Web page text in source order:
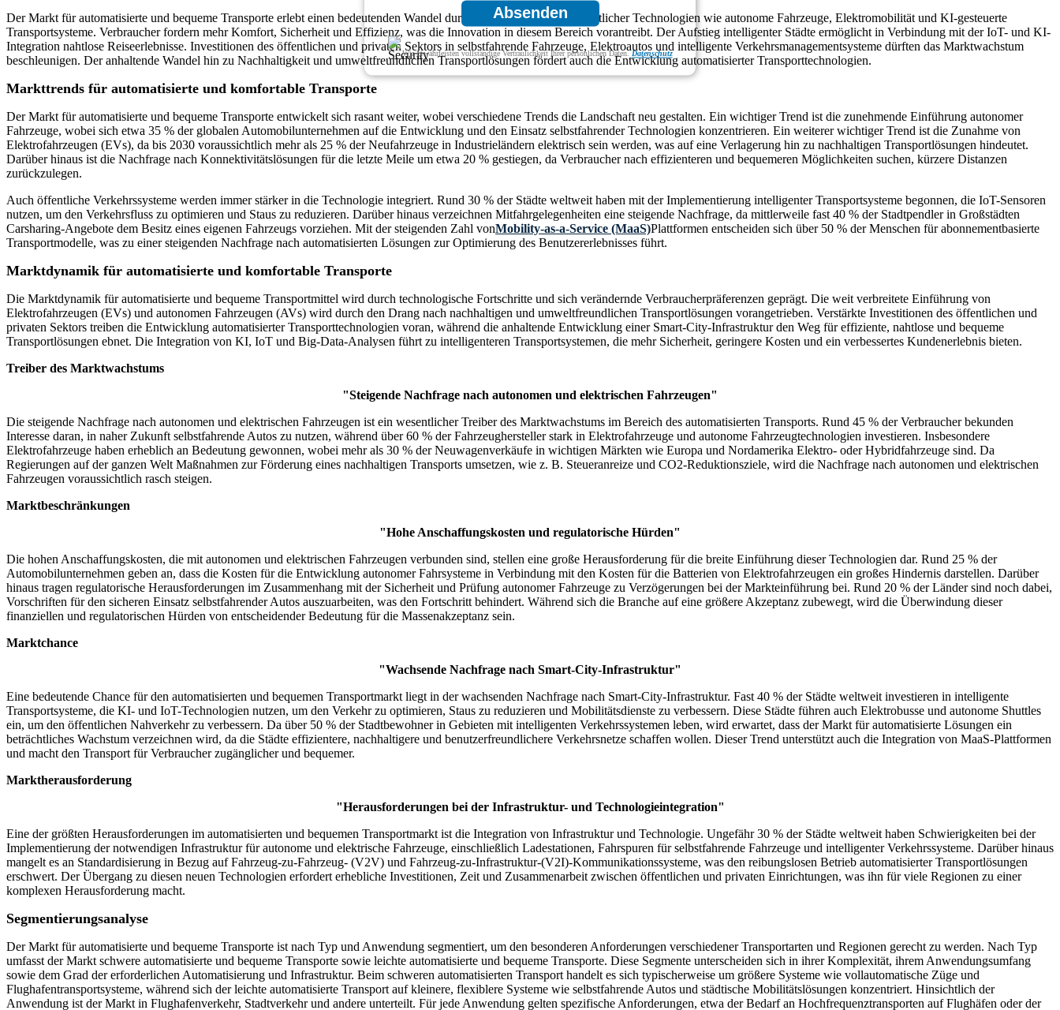
Absenden
Wir gewährleisten vollständige Vertraulichkeit Ihrer persönlichen Daten.Datenschutz
Der Markt für automatisierte und bequeme Transporte erlebt einen bedeutenden Wandel durch die Einführung fortschrittlicher Technologien wie autonome Fahrzeuge, Elektromobilität und KI-gesteuerte
Transportsysteme. Verbraucher fordern mehr Komfort, Sicherheit und Effizienz, was die Innovation in diesem Bereich vorantreibt. Der Aufstieg intelligenter Städte ermöglicht in Verbindung mit der IoT- und KI-
Integration nahtlose Reiseerlebnisse. Investitionen des öffentlichen und privaten Sektors in selbstfahrende Fahrzeuge, Elektroautos und intelligente Verkehrsmanagementsysteme dürften das Marktwachstum
beschleunigen. Der anhaltende Wandel hin zu Nachhaltigkeit und umweltfreundlichen Transportlösungen fördert auch die Entwicklung automatisierter Transporttechnologien.
Markttrends für automatisierte und komfortable Transporte
Der Markt für automatisierte und bequeme Transporte entwickelt sich rasant weiter, wobei verschiedene Trends die Landschaft neu gestalten. Ein wichtiger Trend ist die zunehmende Einführung autonomer
Fahrzeuge, wobei sich etwa 35 % der globalen Automobilunternehmen auf die Entwicklung und den Einsatz selbstfahrender Technologien konzentrieren. Ein weiterer wichtiger Trend ist die Zunahme von
Elektrofahrzeugen (EVs), da bis 2030 voraussichtlich mehr als 25 % der Neufahrzeuge in Industrieländern elektrisch sein werden, was auf eine Verlagerung hin zu nachhaltigen Transportlösungen hindeutet.
Darüber hinaus ist die Nachfrage nach Konnektivitätslösungen für die letzte Meile um etwa 20 % gestiegen, da Verbraucher nach effizienteren und bequemeren Möglichkeiten suchen, kürzere Distanzen
zurückzulegen.
Auch öffentliche Verkehrssysteme werden immer stärker in die Technologie integriert. Rund 30 % der Städte weltweit haben mit der Implementierung intelligenter Transportsysteme begonnen, die IoT-Sensoren
nutzen, um den Verkehrsfluss zu optimieren und Staus zu reduzieren. Darüber hinaus verzeichnen Mitfahrgelegenheiten eine steigende Nachfrage, da mittlerweile fast 40 % der Stadtpendler in Großstädten
Carsharing-Angebote dem Besitz eines eigenen Fahrzeugs vorziehen. Mit der steigenden Zahl vonMobility-as-a-Service (MaaS)Plattformen entscheiden sich über 50 % der Menschen für abonnementbasierte
Transportmodelle, was zu einer steigenden Nachfrage nach automatisierten Lösungen zur Optimierung des Benutzererlebnisses führt.
Marktdynamik für automatisierte und komfortable Transporte
Die Marktdynamik für automatisierte und bequeme Transportmittel wird durch technologische Fortschritte und sich verändernde Verbraucherpräferenzen geprägt. Die weit verbreitete Einführung von
Elektrofahrzeugen (EVs) und autonomen Fahrzeugen (AVs) wird durch den Drang nach nachhaltigen und umweltfreundlichen Transportlösungen vorangetrieben. Verstärkte Investitionen des öffentlichen und
privaten Sektors treiben die Entwicklung automatisierter Transporttechnologien voran, während die anhaltende Entwicklung einer Smart-City-Infrastruktur den Weg für effiziente, nahtlose und bequeme
Transportlösungen ebnet. Die Integration von KI, IoT und Big-Data-Analysen führt zu intelligenteren Transportsystemen, die mehr Sicherheit, geringere Kosten und ein verbessertes Kundenerlebnis bieten.
Treiber des Marktwachstums
"Steigende Nachfrage nach autonomen und elektrischen Fahrzeugen"
Die steigende Nachfrage nach autonomen und elektrischen Fahrzeugen ist ein wesentlicher Treiber des Marktwachstums im Bereich des automatisierten Transports. Rund 45 % der Verbraucher bekunden
Interesse daran, in naher Zukunft selbstfahrende Autos zu nutzen, während über 60 % der Fahrzeughersteller stark in Elektrofahrzeuge und autonome Fahrzeugtechnologien investieren. Insbesondere
Elektrofahrzeuge haben erheblich an Bedeutung gewonnen, wobei mehr als 30 % der Neuwagenverkäufe in wichtigen Märkten wie Europa und Nordamerika Elektro- oder Hybridfahrzeuge sind. Da
Regierungen auf der ganzen Welt Maßnahmen zur Förderung eines nachhaltigen Transports umsetzen, wie z. B. Steueranreize und CO2-Reduktionsziele, wird die Nachfrage nach autonomen und elektrischen
Fahrzeugen voraussichtlich rasch steigen.
Marktbeschränkungen
"Hohe Anschaffungskosten und regulatorische Hürden"
Die hohen Anschaffungskosten, die mit autonomen und elektrischen Fahrzeugen verbunden sind, stellen eine große Herausforderung für die breite Einführung dieser Technologien dar. Rund 25 % der
Automobilunternehmen geben an, dass die Kosten für die Entwicklung autonomer Fahrsysteme in Verbindung mit den Kosten für die Batterien von Elektrofahrzeugen ein großes Hindernis darstellen. Darüber
hinaus tragen regulatorische Herausforderungen im Zusammenhang mit der Sicherheit und Prüfung autonomer Fahrzeuge zu Verzögerungen bei der Markteinführung bei. Rund 20 % der Länder sind noch dabei,
Vorschriften für den sicheren Einsatz selbstfahrender Autos auszuarbeiten, was den Fortschritt behindert. Während sich die Branche auf eine größere Akzeptanz zubewegt, wird die Überwindung dieser
finanziellen und regulatorischen Hürden von entscheidender Bedeutung für die Massenakzeptanz sein.
Marktchance
"Wachsende Nachfrage nach Smart-City-Infrastruktur"
Eine bedeutende Chance für den automatisierten und bequemen Transportmarkt liegt in der wachsenden Nachfrage nach Smart-City-Infrastruktur. Fast 40 % der Städte weltweit investieren in intelligente
Transportsysteme, die KI- und IoT-Technologien nutzen, um den Verkehr zu optimieren, Staus zu reduzieren und Mobilitätsdienste zu verbessern. Diese Städte führen auch Elektrobusse und autonome Shuttles
ein, um den öffentlichen Nahverkehr zu verbessern. Da über 50 % der Stadtbewohner in Gebieten mit intelligenten Verkehrssystemen leben, wird erwartet, dass der Markt für automatisierte Lösungen ein
beträchtliches Wachstum verzeichnen wird, da die Städte effizientere, nachhaltigere und benutzerfreundlichere Verkehrsnetze schaffen wollen. Dieser Trend unterstützt auch die Integration von MaaS-Plattformen
und macht den Transport für Verbraucher zugänglicher und bequemer.
Marktherausforderung
"Herausforderungen bei der Infrastruktur- und Technologieintegration"
Eine der größten Herausforderungen im automatisierten und bequemen Transportmarkt ist die Integration von Infrastruktur und Technologie. Ungefähr 30 % der Städte weltweit haben Schwierigkeiten bei der
Implementierung der notwendigen Infrastruktur für autonome und elektrische Fahrzeuge, einschließlich Ladestationen, Fahrspuren für selbstfahrende Fahrzeuge und intelligenter Verkehrssysteme. Darüber hinaus
mangelt es an Standardisierung in Bezug auf Fahrzeug-zu-Fahrzeug- (V2V) und Fahrzeug-zu-Infrastruktur-(V2I)-Kommunikationssysteme, was den reibungslosen Betrieb automatisierter Transportlösungen
erschwert. Der Übergang zu diesen neuen Technologien erfordert erhebliche Investitionen, Zeit und Zusammenarbeit zwischen öffentlichen und privaten Einrichtungen, was ihn für viele Regionen zu einer
komplexen Herausforderung macht.
Segmentierungsanalyse
Der Markt für automatisierte und bequeme Transporte ist nach Typ und Anwendung segmentiert, um den besonderen Anforderungen verschiedener Transportarten und Regionen gerecht zu werden. Nach Typ
umfasst der Markt schwere automatisierte und bequeme Transporte sowie leichte automatisierte und bequeme Transporte. Diese Segmente unterscheiden sich in ihrer Komplexität, ihrem Anwendungsumfang
sowie dem Grad der erforderlichen Automatisierung und Infrastruktur. Beim schweren automatisierten Transport handelt es sich typischerweise um größere Systeme wie vollautomatische Züge und
Flughafentransportsysteme, während sich der leichte automatisierte Transport auf kleinere, flexiblere Systeme wie selbstfahrende Autos und städtische Mobilitätslösungen konzentriert. Hinsichtlich der
Anwendung ist der Markt in Flughafenverkehr, Stadtverkehr und andere unterteilt. Für jede Anwendung gelten spezifische Anforderungen, etwa der Bedarf an Hochfrequenztransporten auf Flughäfen oder der